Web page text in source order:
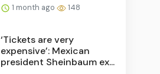
1 month ago 148
‘Tickets are very
expensive’: Mexican
president Sheinbaum ex...